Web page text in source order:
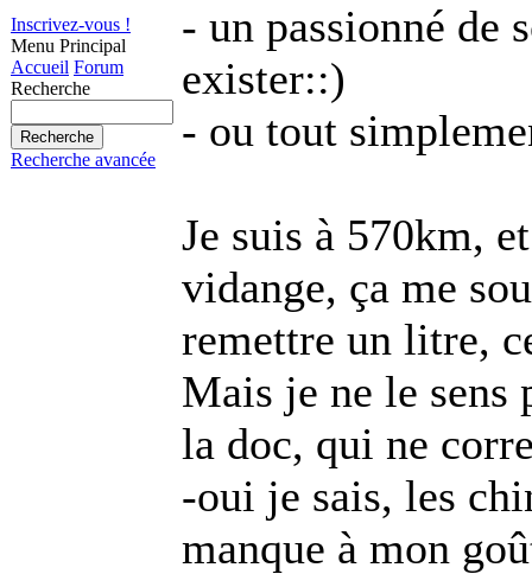
Inscrivez-vous !
Menu Principal
Accueil Forum
Recherche
Recherche avancée
- un passionné de
exister::)
- ou tout
Je suis à 570km,
vidange, ça me
remettre un litre,
Mais je ne le sens
la doc, qui ne
-oui je sais, les
manque à mon